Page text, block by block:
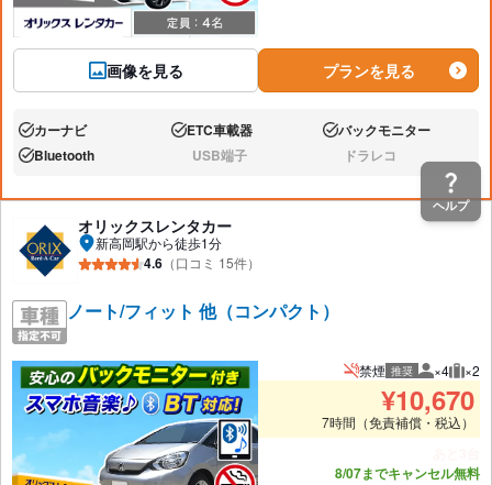
画像を見る プランを見る
あり:カーナビ あり:ETC車載器 あり:バックモニター
あり:Bluetooth なし:USB端子 なし:ドラレコ
オリックスレンタカー
新高岡駅から徒歩1分
4.6 （口コミ 15件）
ノート/フィット 他（コンパクト）
禁煙 推奨 推奨人数
×4 推
×2
¥10,670
7時間（免責補償・税込）
8/07までキャンセル無料
ヘルプ